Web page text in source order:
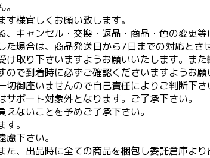
様宜しくお願い致します。
キャンセル・交換・返品・商品・色の変更
た場合は、商品発送日から7日までの対応と
取り下さいますようお願いいたします。ま
で到着時に必ずご確認くださいますようお願
御座いませんので自己責任によりご判断下さ
ポート対象外となります。ご了承下さい。
ないことを予めご了承下さい。
。
下さい。
た、出品時に全ての商品を梱包し委託倉庫よ